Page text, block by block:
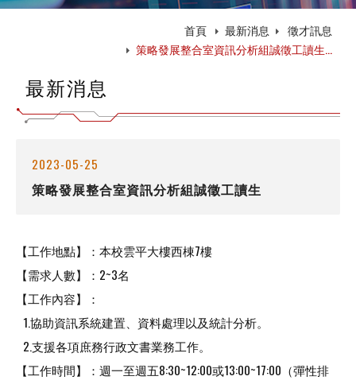
首頁 最新消息
徵才訊息
策略發展整合室資訊分析組誠徵工讀生...
最新消息
2023-05-25
策略發展整合室資訊分析組誠徵工讀生
【工作地點】：本校雲平大樓西棟7樓
【需求人數】：2~3名
【工作內容】：
1.協助資訊系統建置、資料處理以及統計分析。
2.支援各項庶務行政文書業務工作。
【工作時間】：週一至週五8:30~12:00或13:00~17:00（彈性排